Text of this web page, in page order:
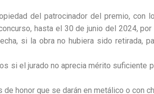
del patrocinador del premio, con
hasta el 30 de junio del 2024,
si la obra no hubiera sido retirada,
si el jurado no aprecia mérito suficiente
honor que se darán en metálico o con